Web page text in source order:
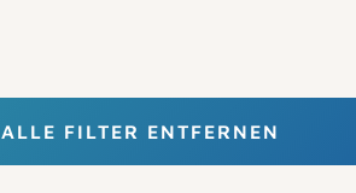
ALLE FILTER ENTFERNEN